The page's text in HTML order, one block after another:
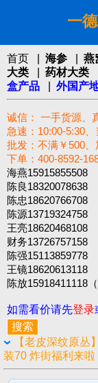
一
首页 海参 燕
大类
药材大类
盒产品
外国产
诚信： 一手货源、
急速：10:00-5:30
批发：不满￥500
下单：400-8592-
海燕
陈良
陈忠
陈源
王亮
财务
陈强
王镜
陈放15918411118
如需看价请先登录
【老皮深纹原
装70 炸街福利来啦